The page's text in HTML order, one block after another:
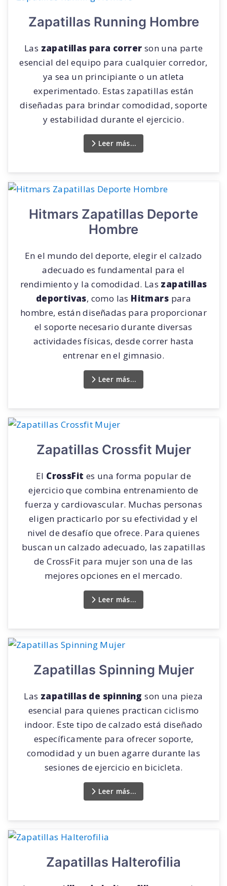
Zapatillas Running Hombre
Las zapatillas para correr son una parte
esencial del equipo para cualquier corredor,
ya sea un principiante o un atleta
experimentado. Estas zapatillas están
diseñadas para brindar comodidad, soporte
y estabilidad durante el ejercicio.
Leer más…
Hitmars Zapatillas Deporte
Hombre
En el mundo del deporte, elegir el calzado
adecuado es fundamental para el
rendimiento y la comodidad. Las zapatillas
deportivas, como las Hitmars para
hombre, están diseñadas para proporcionar
el soporte necesario durante diversas
actividades físicas, desde correr hasta
entrenar en el gimnasio.
Leer más…
Zapatillas Crossfit Mujer
El CrossFit es una forma popular de
ejercicio que combina entrenamiento de
fuerza y cardiovascular. Muchas personas
eligen practicarlo por su efectividad y el
nivel de desafío que ofrece. Para quienes
buscan un calzado adecuado, las zapatillas
de CrossFit para mujer son una de las
mejores opciones en el mercado.
Leer más…
Zapatillas Spinning Mujer
Las zapatillas de spinning son una pieza
esencial para quienes practican ciclismo
indoor. Este tipo de calzado está diseñado
específicamente para ofrecer soporte,
comodidad y un buen agarre durante las
sesiones de ejercicio en bicicleta.
Leer más…
Zapatillas Halterofilia